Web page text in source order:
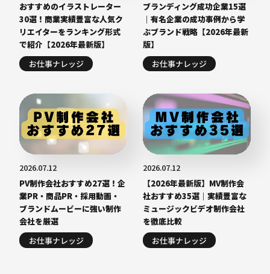
おすすめのイラストレーター
30選！商業実績豊富な人気ク
リエイターをランキング形式
で紹介【2026年最新版】
お仕事ナレッジ
ブランディング成功企業15選
｜有名企業の成功事例から学
ぶブランド戦略【2026年最新
版】
お仕事ナレッジ
2026.07.12
PV制作会社おすすめ27選！企
業PR・商品PR・採用動画・
ブランドムービーに強い制作
会社を厳選
お仕事ナレッジ
2026.07.12
【2026年最新版】MV制作会
社おすすめ35選｜実績豊富な
ミュージックビデオ制作会社
を徹底比較
お仕事ナレッジ